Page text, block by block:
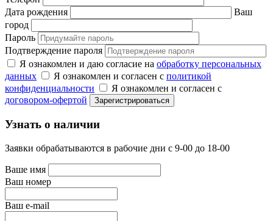
Дата рождения
Ваш
город
Пароль
Подтверждение пароля
Я ознакомлен и даю согласие на обработку персональных
данных
Я ознакомлен и согласен с политикой
конфиденциальности
Я ознакомлен и согласен с
договором-офертой
Узнать о наличии
Заявки обрабатываются в рабочие дни с 9-00 до 18-00
Ваше имя
Ваш номер
Ваш e-mail